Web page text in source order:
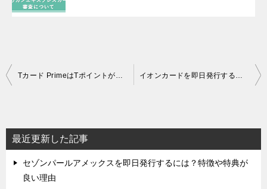
投
ビ
ゲ
ー
Tカード PrimeはTポイントが貯まる！特徴や評判について解説 イオンカードを即日発行する方法と申込みの流れ、即時発行の注意点を紹介
最近更新した記事
セゾンパールアメックスを即日発行するには？特徴や特典が
良い理由